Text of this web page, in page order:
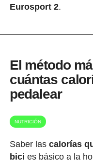
Eurosport 2.
El método
cuántas
pedalear
NUTRICIÓN
Saber las calorías
bici es básico a la